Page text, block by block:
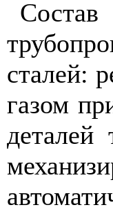
сталей:
газом
деталей